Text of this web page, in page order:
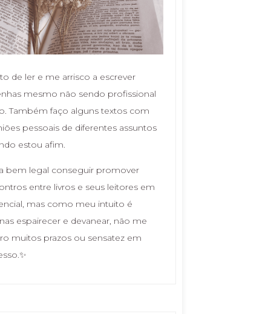
de ler e me arrisco a escrever
mesmo não sendo profissional
Também faço alguns textos com
pessoais de diferentes assuntos
estou afim.
bem legal conseguir promover
entre livros e seus leitores em
mas como meu intuito é
espairecer e devanear, não me
muitos prazos ou sensatez em